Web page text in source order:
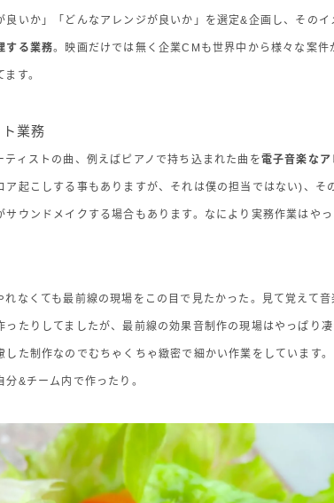
良いか」「どんなアレンジが良いか」を選定&企画し、その
する業務。映画だけでは無く企業CMも世界中から様々な案件
す。
業務
ィストの曲、例えばピアノで持ち込まれた曲を電子音楽な
ア起こしする事もありますが、それは僕の担当ではない)、そ
サウンドメイクする場合もあります。なにより実務作業はや
なくても最前線の現場をこの目で見たかった。見て覚えて
ったりしてましたが、最前線の効果音制作の現場はやっぱり
した制作なのでむちゃくちゃ緻密で細かい作業をしています
&チーム内で作ったり。